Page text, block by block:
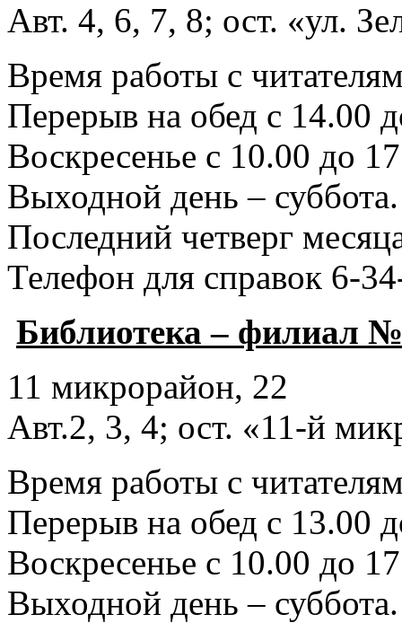
Авт. 4, 6, 7, 8; ост. «ул.
Время работы с
Перерыв на обед с 14.00
Воскресенье с 10.00 до
Выходной день – суббота.
Последний четверг
Телефон для справок 6-
Библиотека – филиал
11 микрорайон, 22
Авт.2, 3, 4; ост. «11-й
Время работы с
Перерыв на обед с 13.00
Воскресенье с 10.00 до
Выходной день – суббота.